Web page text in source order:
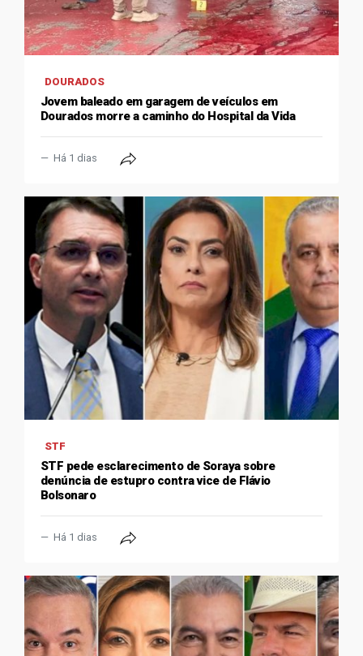
DOURADOS
Jovem baleado em garagem de veículos em
Dourados morre a caminho do Hospital da Vida
Há 1 dias
STF
STF pede esclarecimento de Soraya sobre
denúncia de estupro contra vice de Flávio
Bolsonaro
Há 1 dias